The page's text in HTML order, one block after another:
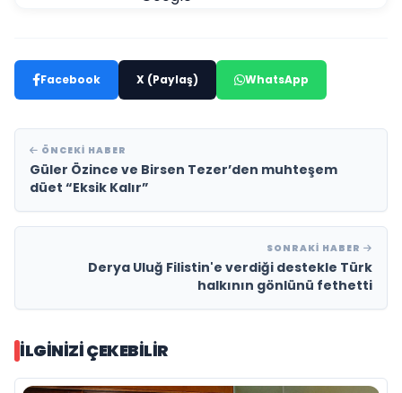
Facebook X (Paylaş) WhatsApp
ÖNCEKI HABER
Güler Özince ve Birsen Tezer’den muhteşem
düet “Eksik Kalır”
SONRAKI HABER
Derya Uluğ Filistin'e verdiği destekle Türk
halkının gönlünü fethetti
İLGINIZI ÇEKEBILIR